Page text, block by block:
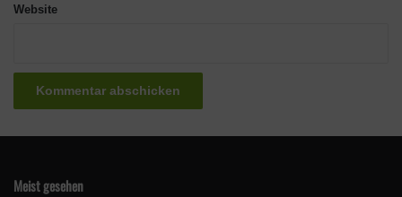
Website
Meist gesehen